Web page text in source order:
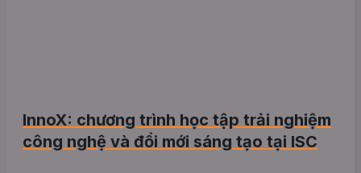
InnoX: chương trình học tập trải nghiệm
công nghệ và đổi mới sáng tạo tại ISC